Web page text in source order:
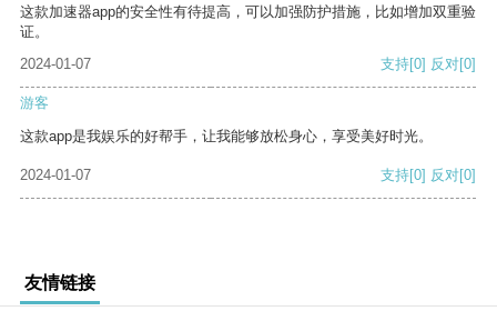
这款加速器app的安全性有待提高，可以加强防护措施，比如增加双重验
证。
2024-01-07
支持[0] 反对[0]
游客
这款app是我娱乐的好帮手，让我能够放松身心，享受美好时光。
2024-01-07 支持[0] 反对[0]
友情链接